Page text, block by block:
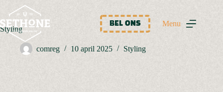
naar
de
inhoud
BEL ONS Menu
Styling
comreg 10 april 2025 Styling